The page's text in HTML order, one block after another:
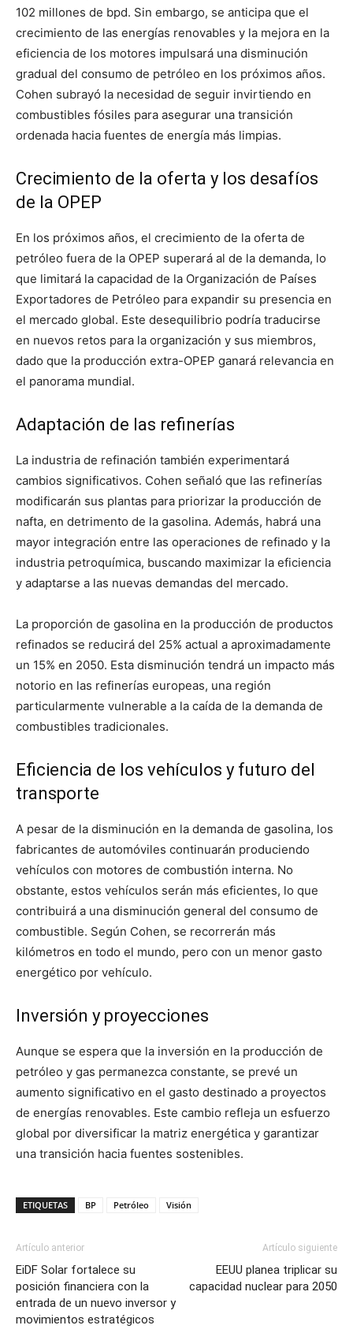
102 millones de bpd. Sin embargo, se anticipa que el
crecimiento de las energías renovables y la mejora en la
eficiencia de los motores impulsará una disminución
gradual del consumo de petróleo en los próximos años.
Cohen subrayó la necesidad de seguir invirtiendo en
combustibles fósiles para asegurar una transición
ordenada hacia fuentes de energía más limpias.
Crecimiento de la oferta y los desafíos
de la OPEP
En los próximos años, el crecimiento de la oferta de
petróleo fuera de la OPEP superará al de la demanda, lo
que limitará la capacidad de la Organización de Países
Exportadores de Petróleo para expandir su presencia en
el mercado global. Este desequilibrio podría traducirse
en nuevos retos para la organización y sus miembros,
dado que la producción extra-OPEP ganará relevancia en
el panorama mundial.
Adaptación de las refinerías
La industria de refinación también experimentará
cambios significativos. Cohen señaló que las refinerías
modificarán sus plantas para priorizar la producción de
nafta, en detrimento de la gasolina. Además, habrá una
mayor integración entre las operaciones de refinado y la
industria petroquímica, buscando maximizar la eficiencia
y adaptarse a las nuevas demandas del mercado.
La proporción de gasolina en la producción de productos
refinados se reducirá del 25% actual a aproximadamente
un 15% en 2050. Esta disminución tendrá un impacto más
notorio en las refinerías europeas, una región
particularmente vulnerable a la caída de la demanda de
combustibles tradicionales.
Eficiencia de los vehículos y futuro del
transporte
A pesar de la disminución en la demanda de gasolina, los
fabricantes de automóviles continuarán produciendo
vehículos con motores de combustión interna. No
obstante, estos vehículos serán más eficientes, lo que
contribuirá a una disminución general del consumo de
combustible. Según Cohen, se recorrerán más
kilómetros en todo el mundo, pero con un menor gasto
energético por vehículo.
Inversión y proyecciones
Aunque se espera que la inversión en la producción de
petróleo y gas permanezca constante, se prevé un
aumento significativo en el gasto destinado a proyectos
de energías renovables. Este cambio refleja un esfuerzo
global por diversificar la matriz energética y garantizar
una transición hacia fuentes sostenibles.
ETIQUETAS BP Petróleo Visión
Artículo anterior
EiDF Solar fortalece su
posición financiera con la
entrada de un nuevo inversor y
movimientos estratégicos
Artículo siguiente
EEUU planea triplicar su
capacidad nuclear para 2050